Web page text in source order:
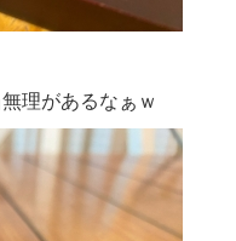
理があるなぁｗ